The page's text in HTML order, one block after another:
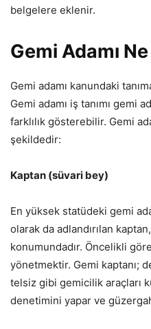
belgelere eklenir.
Gemi Adamı
Gemi adamı kanundaki
Gemi adamı iş tanımı gemi
farklılık gösterebilir. Gemi
şekildedir:
Kaptan (süvari bey)
En yüksek statüdeki gemi
olarak da adlandırılan
konumundadır. Öncelikli
yönetmektir. Gemi kaptanı;
telsiz gibi gemicilik araçları
denetimini yapar ve